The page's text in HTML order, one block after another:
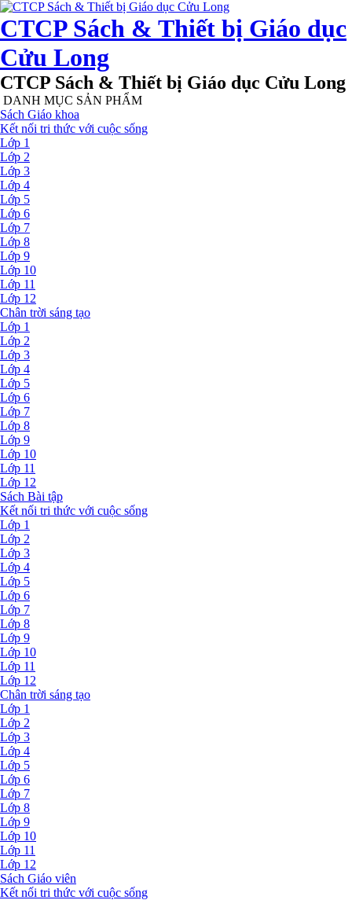
CTCP Sách & Thiết bị Giáo dục
Cửu Long
CTCP Sách & Thiết bị Giáo dục Cửu Long
DANH MỤC SẢN PHẨM
Sách Giáo khoa
Kết nối tri thức với cuộc sống
Lớp 1
Lớp 2
Lớp 3
Lớp 4
Lớp 5
Lớp 6
Lớp 7
Lớp 8
Lớp 9
Lớp 10
Lớp 11
Lớp 12
Chân trời sáng tạo
Lớp 1
Lớp 2
Lớp 3
Lớp 4
Lớp 5
Lớp 6
Lớp 7
Lớp 8
Lớp 9
Lớp 10
Lớp 11
Lớp 12
Sách Bài tập
Kết nối tri thức với cuộc sống
Lớp 1
Lớp 2
Lớp 3
Lớp 4
Lớp 5
Lớp 6
Lớp 7
Lớp 8
Lớp 9
Lớp 10
Lớp 11
Lớp 12
Chân trời sáng tạo
Lớp 1
Lớp 2
Lớp 3
Lớp 4
Lớp 5
Lớp 6
Lớp 7
Lớp 8
Lớp 9
Lớp 10
Lớp 11
Lớp 12
Sách Giáo viên
Kết nối tri thức với cuộc sống